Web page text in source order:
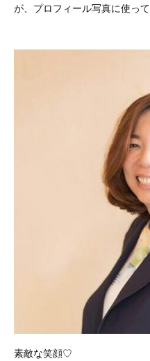
が、プロフィール写真に使って
素敵な笑顔♡